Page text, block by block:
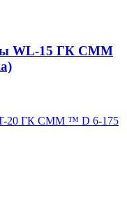
WL-15 ГК СММ